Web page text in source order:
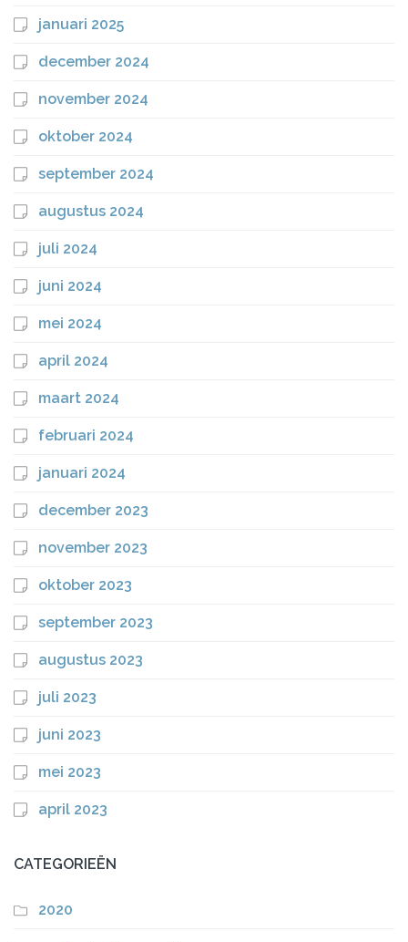
januari 2025
december 2024
november 2024
oktober 2024
september 2024
augustus 2024
juli 2024
juni 2024
mei 2024
april 2024
maart 2024
februari 2024
januari 2024
december 2023
november 2023
oktober 2023
september 2023
augustus 2023
juli 2023
juni 2023
mei 2023
april 2023
CATEGORIEËN
2020